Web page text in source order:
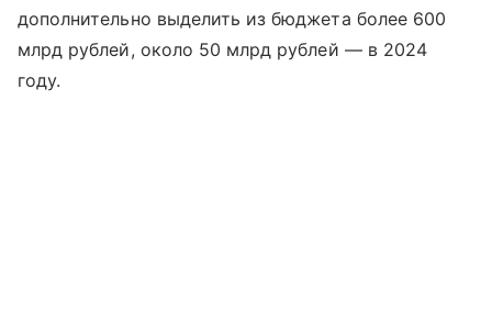
дополнительно выделить из бюджета более 600
млрд рублей, около 50 млрд рублей — в 2024
году.